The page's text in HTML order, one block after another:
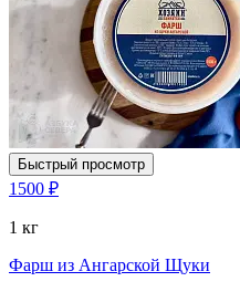
Быстрый просмотр
1500 ₽
1 кг
Фарш из Ангарской Щуки